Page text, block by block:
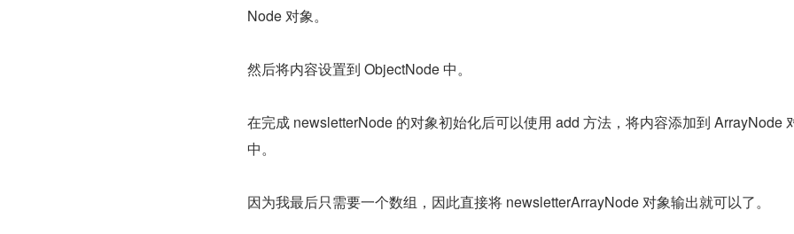
Node 对象。
然后将内容设置到 ObjectNode 中。
在完成 newsletterNode 的对象初始化后可以使用 add 方法，将内容添加到 ArrayNode
中。
因为我最后只需要一个数组，因此直接将 newsletterArrayNode 对象输出就可以了。